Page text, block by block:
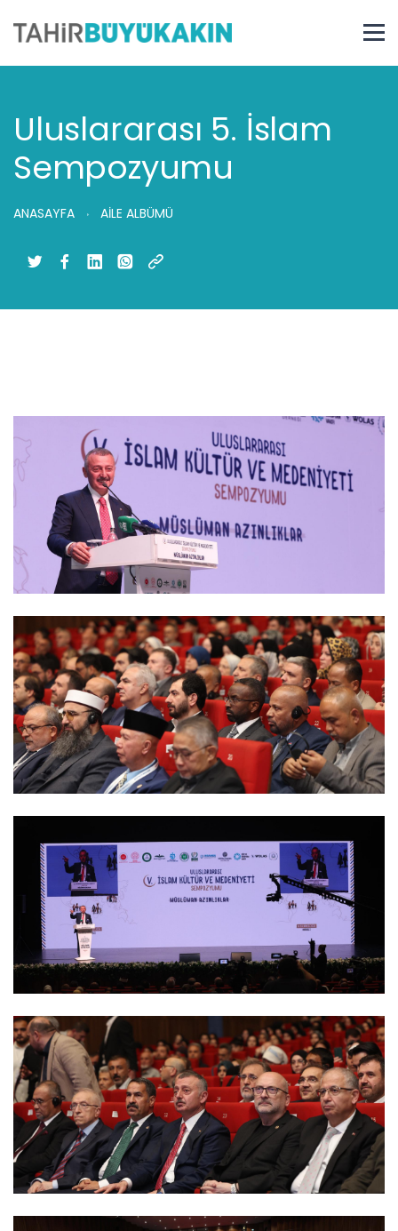
Uluslararası 5. İslam
Sempozyumu
ANASAYFA AİLE ALBÜMÜ